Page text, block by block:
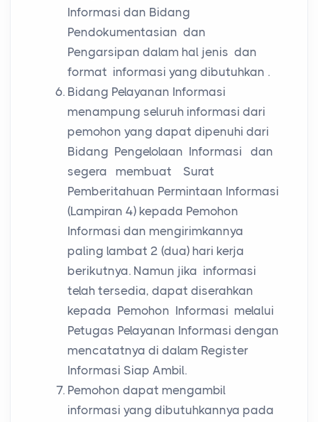
Informasi dan Bidang
Pendokumentasian dan
Pengarsipan dalam hal jenis dan
format informasi yang dibutuhkan .
Bidang Pelayanan Informasi
menampung seluruh informasi dari
pemohon yang dapat dipenuhi dari
Bidang Pengelolaan Informasi dan
segera membuat Surat
Pemberitahuan Permintaan Informasi
(Lampiran 4) kepada Pemohon
Informasi dan mengirimkannya
paling lambat 2 (dua) hari kerja
berikutnya. Namun jika informasi
telah tersedia, dapat diserahkan
kepada Pemohon Informasi melalui
Petugas Pelayanan Informasi dengan
mencatatnya di dalam Register
Informasi Siap Ambil.
Pemohon dapat mengambil
informasi yang dibutuhkannya pada